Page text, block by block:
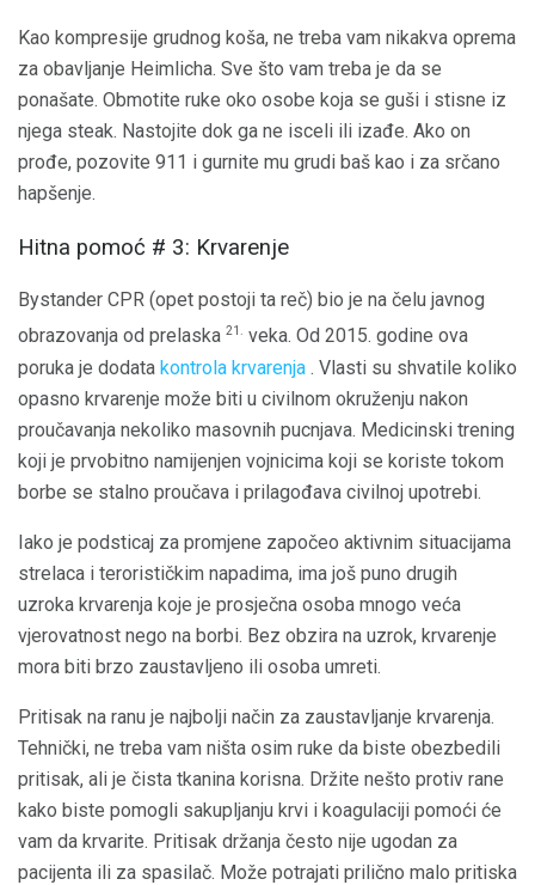
Kao kompresije grudnog koša, ne treba vam nikakva oprema
za obavljanje Heimlicha. Sve što vam treba je da se
ponašate. Obmotite ruke oko osobe koja se guši i stisne iz
njega steak. Nastojite dok ga ne isceli ili izađe. Ako on
prođe, pozovite 911 i gurnite mu grudi baš kao i za srčano
hapšenje.
Hitna pomoć # 3: Krvarenje
Bystander CPR (opet postoji ta reč) bio je na čelu javnog
obrazovanja od prelaska 21. veka. Od 2015. godine ova
poruka je dodata kontrola krvarenja . Vlasti su shvatile koliko
opasno krvarenje može biti u civilnom okruženju nakon
proučavanja nekoliko masovnih pucnjava. Medicinski trening
koji je prvobitno namijenjen vojnicima koji se koriste tokom
borbe se stalno proučava i prilagođava civilnoj upotrebi.
Iako je podsticaj za promjene započeo aktivnim situacijama
strelaca i terorističkim napadima, ima još puno drugih
uzroka krvarenja koje je prosječna osoba mnogo veća
vjerovatnost nego na borbi. Bez obzira na uzrok, krvarenje
mora biti brzo zaustavljeno ili osoba umreti.
Pritisak na ranu je najbolji način za zaustavljanje krvarenja.
Tehnički, ne treba vam ništa osim ruke da biste obezbedili
pritisak, ali je čista tkanina korisna. Držite nešto protiv rane
kako biste pomogli sakupljanju krvi i koagulaciji pomoći će
vam da krvarite. Pritisak držanja često nije ugodan za
pacijenta ili za spasilač. Može potrajati prilično malo pritiska